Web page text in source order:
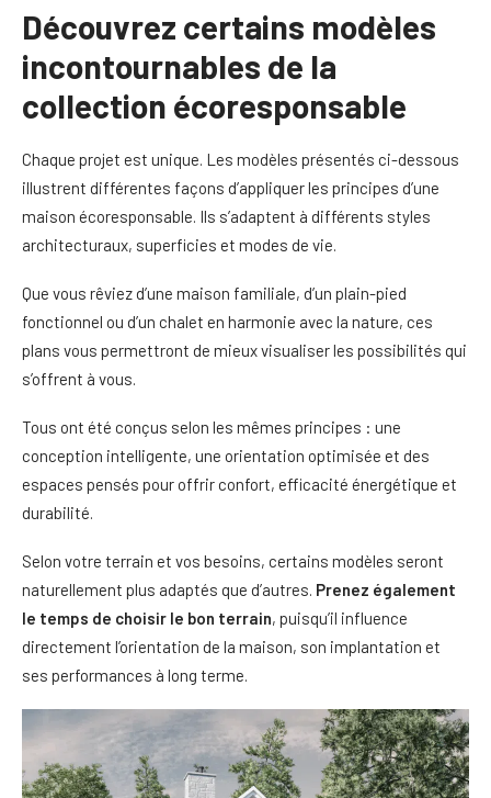
Découvrez certains modèles
incontournables de la
collection écoresponsable
Chaque projet est unique. Les modèles présentés ci-dessous
illustrent différentes façons d’appliquer les principes d’une
maison écoresponsable. Ils s’adaptent à différents styles
architecturaux, superficies et modes de vie.
Que vous rêviez d’une maison familiale, d’un plain-pied
fonctionnel ou d’un chalet en harmonie avec la nature, ces
plans vous permettront de mieux visualiser les possibilités qui
s’offrent à vous.
Tous ont été conçus selon les mêmes principes : une
conception intelligente, une orientation optimisée et des
espaces pensés pour offrir confort, efficacité énergétique et
durabilité.
Selon votre terrain et vos besoins, certains modèles seront
naturellement plus adaptés que d’autres. Prenez également
le temps de choisir le bon terrain, puisqu’il influence
directement l’orientation de la maison, son implantation et
ses performances à long terme.